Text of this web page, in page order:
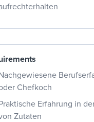
Chefkoch
Erfahrung in
Zutaten